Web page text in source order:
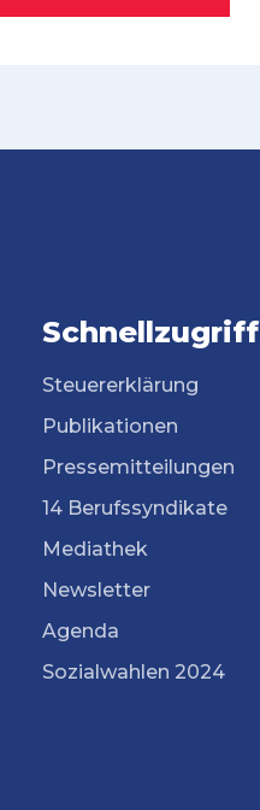
Schnellzugriff
Steuererklärung
Publikationen
Pressemitteilungen
14 Berufssyndikate
Mediathek
Newsletter
Agenda
Sozialwahlen 2024